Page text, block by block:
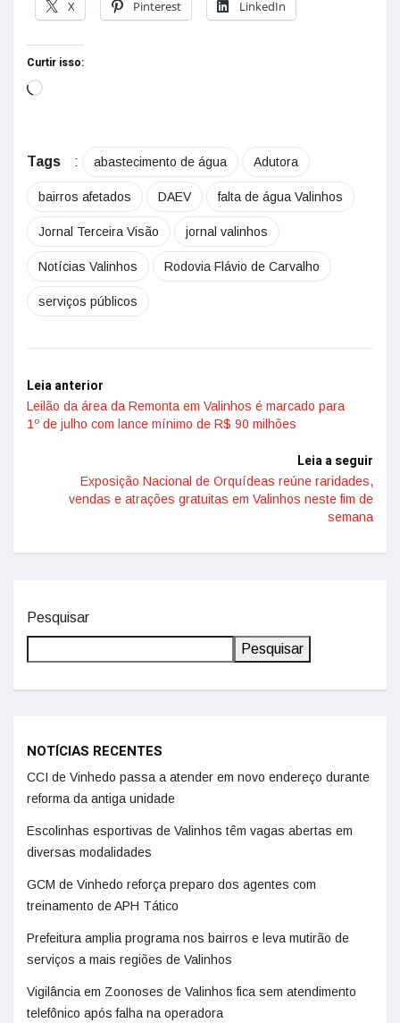
X Pinterest LinkedIn
Curtir isso:
Tags : abastecimento de água Adutora
bairros afetados DAEV falta de água Valinhos
Jornal Terceira Visão jornal valinhos
Notícias Valinhos Rodovia Flávio de Carvalho
serviços públicos
Leia anterior
Leilão da área da Remonta em Valinhos é marcado para
1º de julho com lance mínimo de R$ 90 milhões
Leia a seguir
Exposição Nacional de Orquídeas reúne raridades,
vendas e atrações gratuitas em Valinhos neste fim de
semana
Pesquisar
Pesquisar
NOTÍCIAS RECENTES
CCI de Vinhedo passa a atender em novo endereço durante
reforma da antiga unidade
Escolinhas esportivas de Valinhos têm vagas abertas em
diversas modalidades
GCM de Vinhedo reforça preparo dos agentes com
treinamento de APH Tático
Prefeitura amplia programa nos bairros e leva mutirão de
serviços a mais regiões de Valinhos
Vigilância em Zoonoses de Valinhos fica sem atendimento
telefônico após falha na operadora